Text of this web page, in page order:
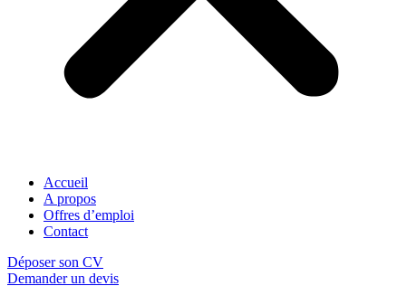
Accueil
A propos
Offres d’emploi
Contact
Déposer son CV
Demander un devis